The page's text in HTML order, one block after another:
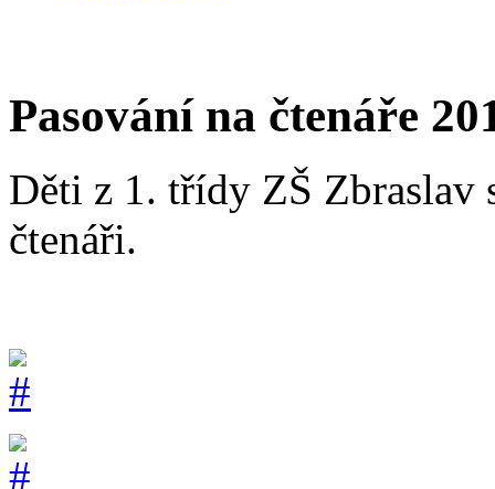
Pasování na čtenáře
Děti z 1. třídy ZŠ Zbraslav
čtenáři.